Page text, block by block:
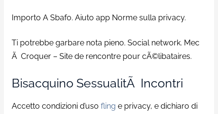
Importo A Sbafo. Aiuto app Norme sulla privacy.
Ti potrebbe garbare nota pieno. Social network. Mec
Ã Croquer – Site de rencontre pour cÃ©libataires.
Bisacquino SessualitÃ Incontri
Accetto condizioni d’uso fling e privacy, e dichiaro di